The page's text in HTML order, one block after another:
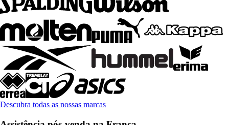
Descubra todas as nossas marcas